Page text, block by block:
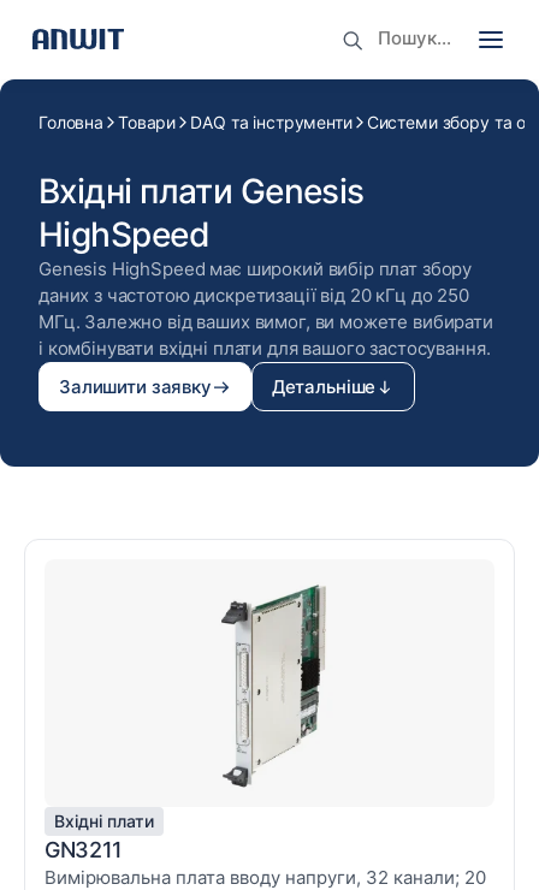
Головна Товари DAQ та інструменти Системи збору та
Вхідні плати Genesis
HighSpeed
Genesis HighSpeed має широкий вибір плат збору
даних з частотою дискретизації від 20 кГц до 250
МГц. Залежно від ваших вимог, ви можете вибирати
і комбінувати вхідні плати для вашого застосування.
Залишити заявку
Детальніше
Вхідні плати
GN3211
Вимірювальна плата вводу напруги, 32 канали; 20